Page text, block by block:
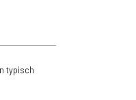
typisch